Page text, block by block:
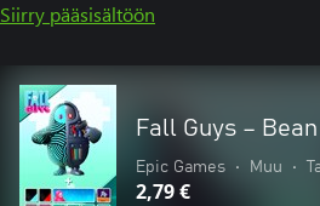
Siirry pääsisältöön
Fall Guys –
Epic Games • Muu •
2,79 €